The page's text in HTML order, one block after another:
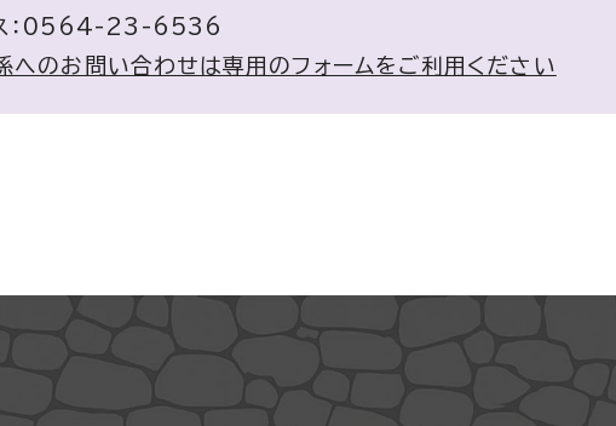
：0564-23-6536
のお問い合わせは専用のフォームをご利用ください